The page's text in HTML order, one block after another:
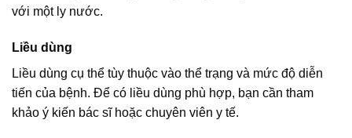
với một ly nước.
Liều dùng
Liều dùng cụ thể tùy thuộc vào thể trạng và mức độ diễn
tiến của bệnh. Để có liều dùng phù hợp, bạn cần tham
khảo ý kiến bác sĩ hoặc chuyên viên y tế.